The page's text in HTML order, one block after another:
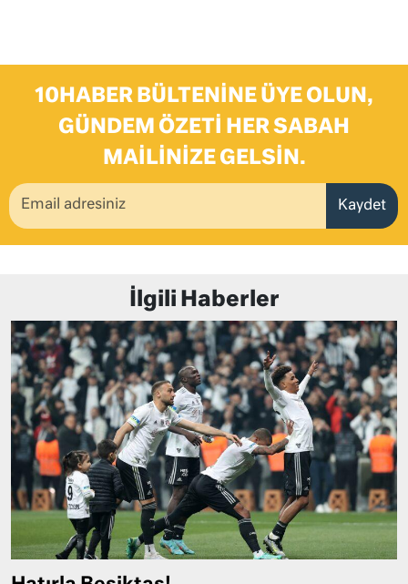
10HABER BÜLTENINE ÜYE OLUN,
GÜNDEM ÖZETI HER SABAH
MAILINIZE GELSIN.
Kaydet
İlgili Haberler